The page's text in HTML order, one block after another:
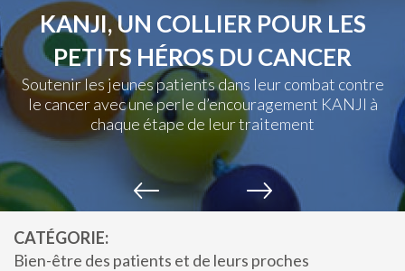
KANJI, UN COLLIER POUR LES
PETITS HÉROS DU CANCER
Soutenir les jeunes patients dans leur combat contre
le cancer avec une perle d’encouragement KANJI à
chaque étape de leur traitement
CATÉGORIE
Bien-être des patients et de leurs proches